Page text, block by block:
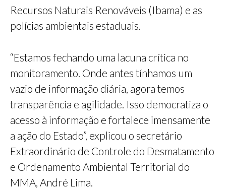
Recursos Naturais Renováveis (Ibama) e as
polícias ambientais estaduais.
“Estamos fechando uma lacuna crítica no
monitoramento. Onde antes tínhamos um
vazio de informação diária, agora temos
transparência e agilidade. Isso democratiza o
acesso à informação e fortalece imensamente
a ação do Estado”, explicou o secretário
Extraordinário de Controle do Desmatamento
e Ordenamento Ambiental Territorial do
MMA, André Lima.